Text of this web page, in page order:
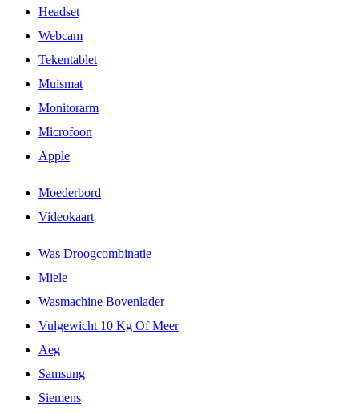
Headset
Webcam
Tekentablet
Muismat
Monitorarm
Microfoon
Apple
Moederbord
Videokaart
Was Droogcombinatie
Miele
Wasmachine Bovenlader
Vulgewicht 10 Kg Of Meer
Aeg
Samsung
Siemens